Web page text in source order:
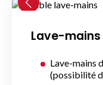
Lave-mains
Lave-mains
(possibilité